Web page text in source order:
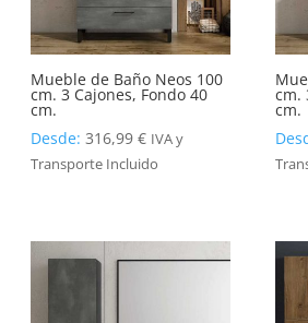
Mueble de Baño Neos 100
cm. 3 Cajones, Fondo 40
cm.
Desde:316,99€ IVA y
Transporte Incluido
cm.
cm.